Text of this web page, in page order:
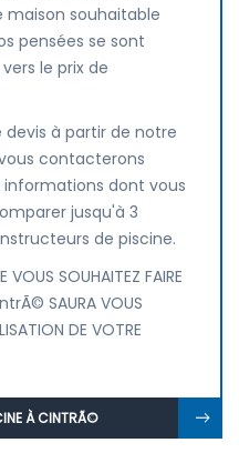
souhaitable
pensées se sont
le prix de
devis à partir de notre
contacterons
dont vous
jusqu'à 3
de piscine.
VOUS SOUHAITEZ FAIRE
SAURA VOUS
DE VOTRE
À CINTRÃ©